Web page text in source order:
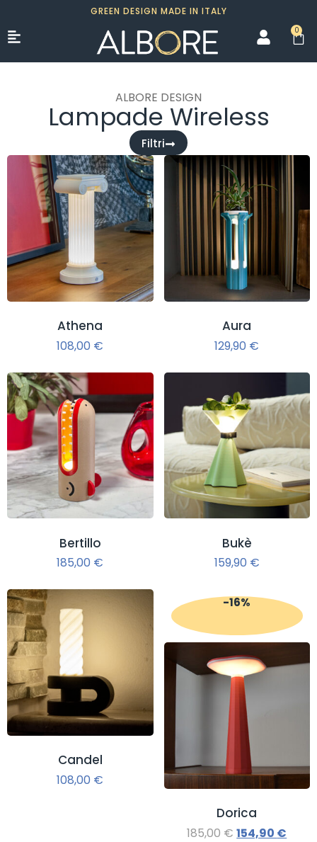
GREEN DESIGN MADE IN ITALY
0
ALBORE DESIGN
Lampade Wireless
Filtri
Athena
108,00 €
Aura
129,90 €
Bertillo
185,00 €
Bukè
159,90 €
Candel
108,00 €
-16%
Dorica
185,00 € 154,90 €